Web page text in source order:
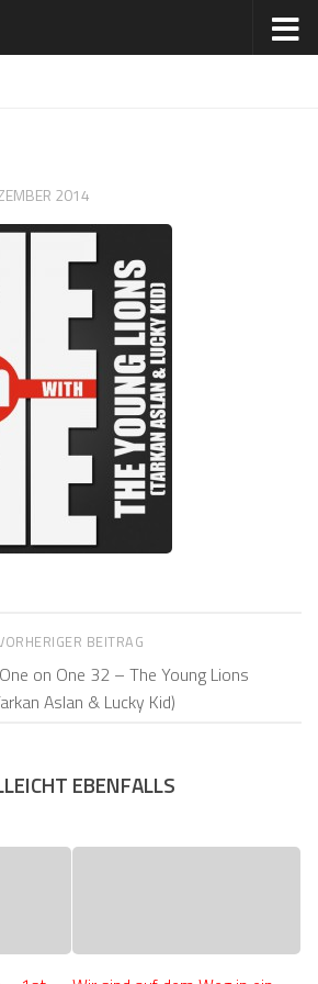
2014
BEITRAG
on One 32 – The Young Lions
Aslan & Lucky Kid)
EBENFALLS